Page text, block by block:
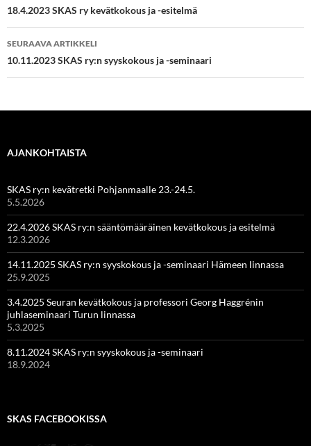
selaus
18.4.2023 SKAS ry kevätkokous ja -esitelmä
SEURAAVA ARTIKKELI
10.11.2023 SKAS ry:n syyskokous ja -seminaari
AJANKOHTAISTA
SKAS ry:n kevätretki Pohjanmaalle 23.-24.5.
5.5.2026
22.4.2026 SKAS ry:n sääntömääräinen kevätkokous ja esitelmä
12.3.2026
14.11.2025 SKAS ry:n syyskokous ja -seminaari Hämeen linnassa
25.9.2025
3.4.2025 Seuran kevätkokous ja professori Georg Haggrénin
juhlaseminaari Turun linnassa
5.3.2025
8.11.2024 SKAS ry:n syyskokous ja -seminaari
18.9.2024
SKAS FACEBOOKISSA